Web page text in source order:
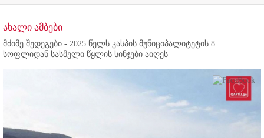
ახალი ამბები
მძიმე შედეგები - 2025 წელს კასპის მუნიციპალიტეტის 8
სოფლიდან სასმელი წყლის სინჯები აიღეს